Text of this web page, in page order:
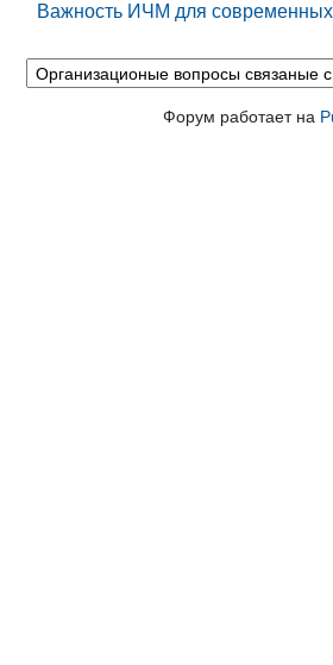
Важность ИЧМ для
Форум работает на